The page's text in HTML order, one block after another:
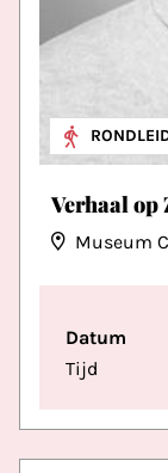
Verhaal op
Museum
Datum
Tijd